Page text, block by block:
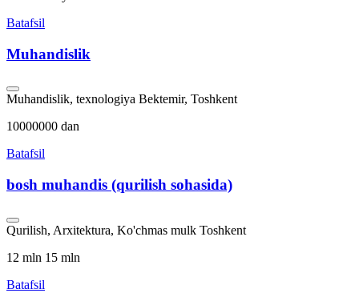
Batafsil
Muhandislik
Muhandislik, texnologiya Bektemir, Toshkent
10000000 dan
Batafsil
bosh muhandis (qurilish sohasida)
Qurilish, Arxitektura, Ko'chmas mulk Toshkent
12 mln 15 mln
Batafsil